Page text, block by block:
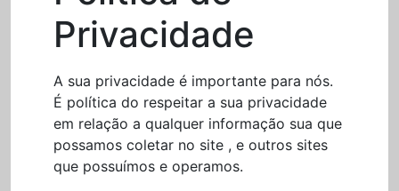
Privacidade
A sua privacidade é importante para nós.
É política do respeitar a sua privacidade
em relação a qualquer informação sua que
possamos coletar no site , e outros sites
que possuímos e operamos.